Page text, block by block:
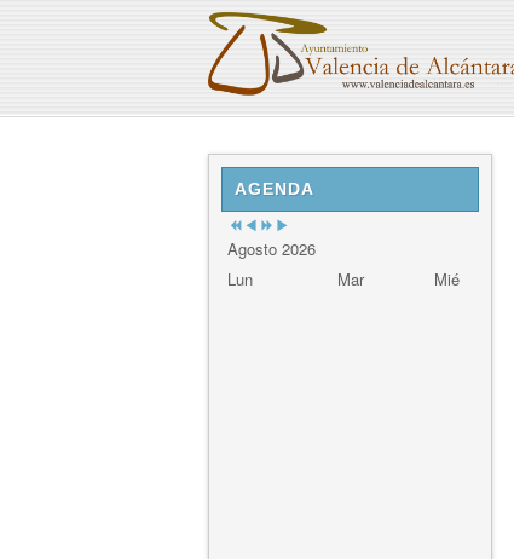
AGENDA
Previous
Year
Previous
Month
Next
Year
Next
Month
Agosto 2026
Lun
Mar Mié